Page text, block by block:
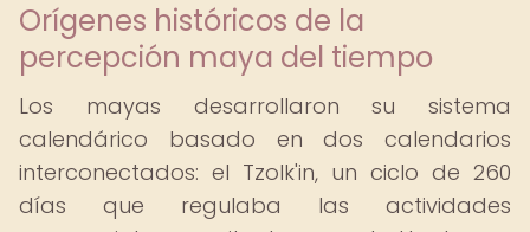
Orígenes históricos de la
percepción maya del tiempo
Los mayas desarrollaron su sistema
calendárico basado en dos calendarios
interconectados: el Tzolk'in, un ciclo de 260
días que regulaba las actividades